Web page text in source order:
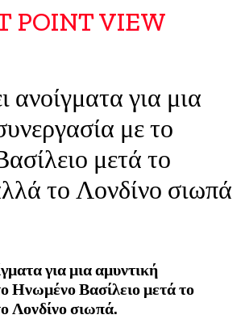
POINT VIEW
για μια
με το
μετά το
το Λονδίνο σιωπά
για μια αμυντική
Ηνωμένο Βασίλειο μετά το
Λονδίνο σιωπά.